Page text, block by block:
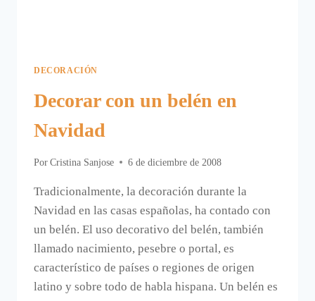
DECORACIÓN
Decorar con un belén en
Navidad
Por Cristina Sanjose 6 de diciembre de 2008
Tradicionalmente, la decoración durante la
Navidad en las casas españolas, ha contado con
un belén. El uso decorativo del belén, también
llamado nacimiento, pesebre o portal, es
característico de países o regiones de origen
latino y sobre todo de habla hispana. Un belén es